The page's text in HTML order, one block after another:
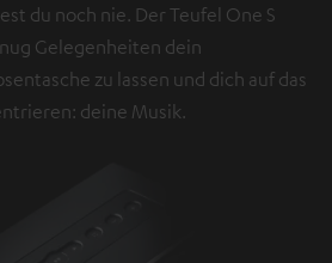
du noch nie. Der Teufel One S
Gelegenheiten dein
zu lassen und dich auf das
deine Musik.